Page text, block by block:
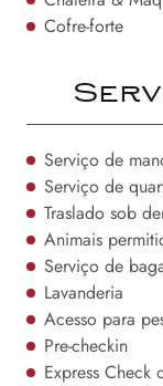
Cofre-forte
Serviço de
Serviço de
Traslado sob
Animais
Serviço de
Lavanderia
Acesso para
Pre-checkin
Express Check